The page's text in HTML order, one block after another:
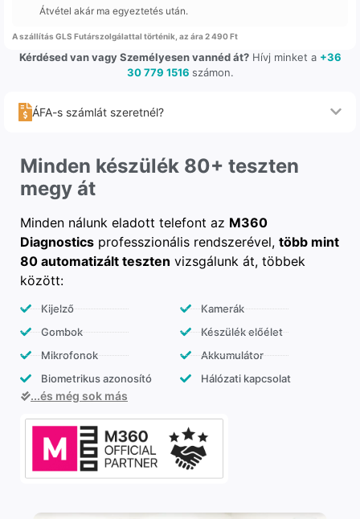
Átvétel akár ma egyeztetés után.
A szállítás GLS Futárszolgálattal történik, az ára 2 490 Ft
Kérdésed van vagy Személyesen vannéd át?Hívj minket a +36
30 779 1516 számon.
ÁFA-s számlát szeretnél?
Minden készülék 80+ teszten
megy át
Minden nálunk eladott telefont az M360
Diagnostics professzionális rendszerével, több mint
80 automatizált teszten vizsgálunk át, többek
között:
Kijelző
Gombok
Mikrofonok
Biometrikus azonosító
Kamerák
Készülék előélet
Akkumulátor
Hálózati kapcsolat
...és még sok más